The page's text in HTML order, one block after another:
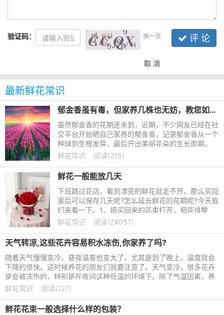
验证码： 换一张 评 论
取 消
最新鲜花常识
郁金香虽有毒，但家养几株也无妨，教您如何水养
虽然郁金香的花期还未到，近期，不少网友已经在社
交平台开始晒自己家养的郁金香，记录郁金香从一个
种球到生根发芽，最后开出美丽花朵的生长周期。
“郁金香是‘世界花后’，代表着高贵善良、体贴、博
鲜花常识 阅读(215)
鲜花一般能放几天
下班路过花店，看到漂亮的鲜花就走不开。那么买回
家后可以保存几天呢?怎么延长鲜花的花期呢?今天我
们来看一下。1、把买回来的花束打开，把花排整
齐，用水把根部清洗一下，用剪枝的剪刀把每一枝鲜
鲜花常识 阅读(24057)
天气转凉,这些花卉容易积水冻伤,你家养了吗?
随着天气慢慢变冷，昼夜温差也变大了，尤其是到了晚上，温度就会
下降的很快。这时候养花的朋友们就要注意了。天气变冷，很多花卉
是会被冻伤的，特别是在夜间这种低温的环境下。除了气温因素，养
护花卉如果是积水过多
鲜花常识 阅读(127)
鲜花花束一般选择什么样的包装？